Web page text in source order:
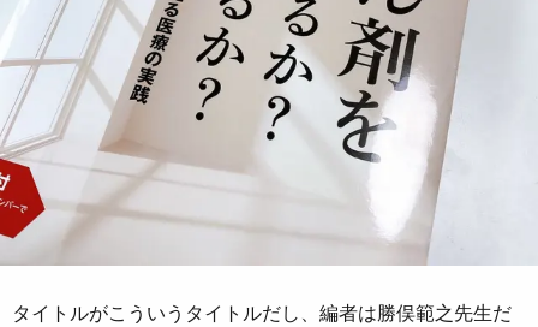
タイトルがこういうタイトルだし、編者は勝俣範之先生だ